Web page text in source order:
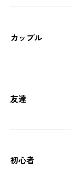
カップル
友達
初心者